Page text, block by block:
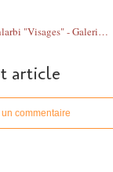
Exposition Tidjani Benlarbi "Visages" - Galerie du château de l'étang à Saran - 10 au 26 février 2023
article
commentaire